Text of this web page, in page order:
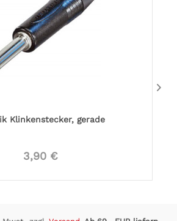
Klinkenstecker, gerade
3,90 €